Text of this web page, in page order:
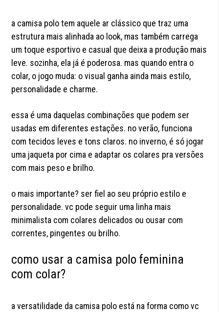
a camisa polo tem aquele ar clássico que traz uma
estrutura mais alinhada ao look, mas também carrega
um toque esportivo e casual que deixa a produção mais
leve. sozinha, ela já é poderosa. mas quando entra o
colar, o jogo muda: o visual ganha ainda mais estilo,
personalidade e charme.
essa é uma daquelas combinações que podem ser
usadas em diferentes estações. no verão, funciona
com tecidos leves e tons claros. no inverno, é só jogar
uma jaqueta por cima e adaptar os colares pra versões
com mais peso e brilho.
o mais importante? ser fiel ao seu próprio estilo e
personalidade. vc pode seguir uma linha mais
minimalista com colares delicados ou ousar com
correntes, pingentes ou brilho.
como usar a camisa polo feminina
com colar?
a versatilidade da camisa polo está na forma como vc